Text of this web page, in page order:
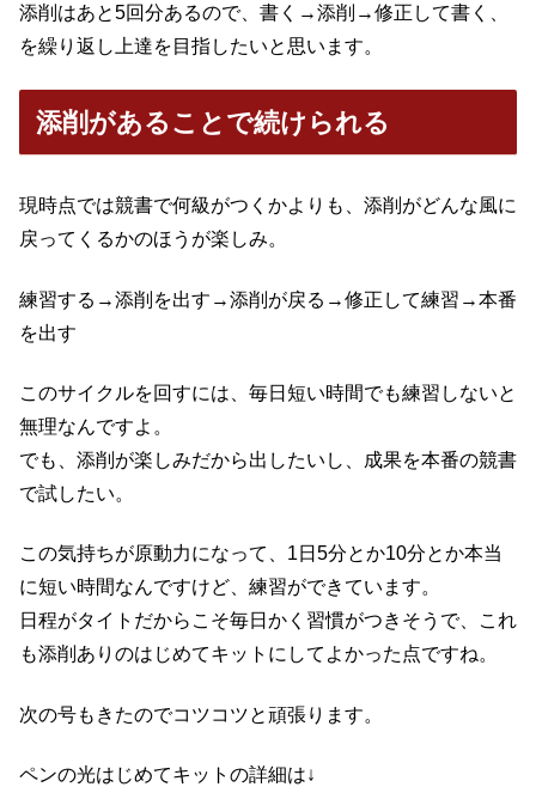
添削はあと5回分あるので、書く→添削→修正して書く、
を繰り返し上達を目指したいと思います。
添削があることで続けられる
現時点では競書で何級がつくかよりも、添削がどんな風に
戻ってくるかのほうが楽しみ。
練習する→添削を出す→添削が戻る→修正して練習→本番
を出す
このサイクルを回すには、毎日短い時間でも練習しないと
無理なんですよ。
でも、添削が楽しみだから出したいし、成果を本番の競書
で試したい。
この気持ちが原動力になって、1日5分とか10分とか本当
に短い時間なんですけど、練習ができています。
日程がタイトだからこそ毎日かく習慣がつきそうで、これ
も添削ありのはじめてキットにしてよかった点ですね。
次の号もきたのでコツコツと頑張ります。
ペンの光はじめてキットの詳細は↓